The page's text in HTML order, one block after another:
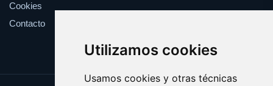
Utilizamos cookies
Usamos cookies y otras técnicas
Cookies
Contacto